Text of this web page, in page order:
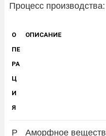
Процесс производства:
О
ПЕ
РА
Ц
И
Я
ОПИСАНИЕ
Р
Аморфное